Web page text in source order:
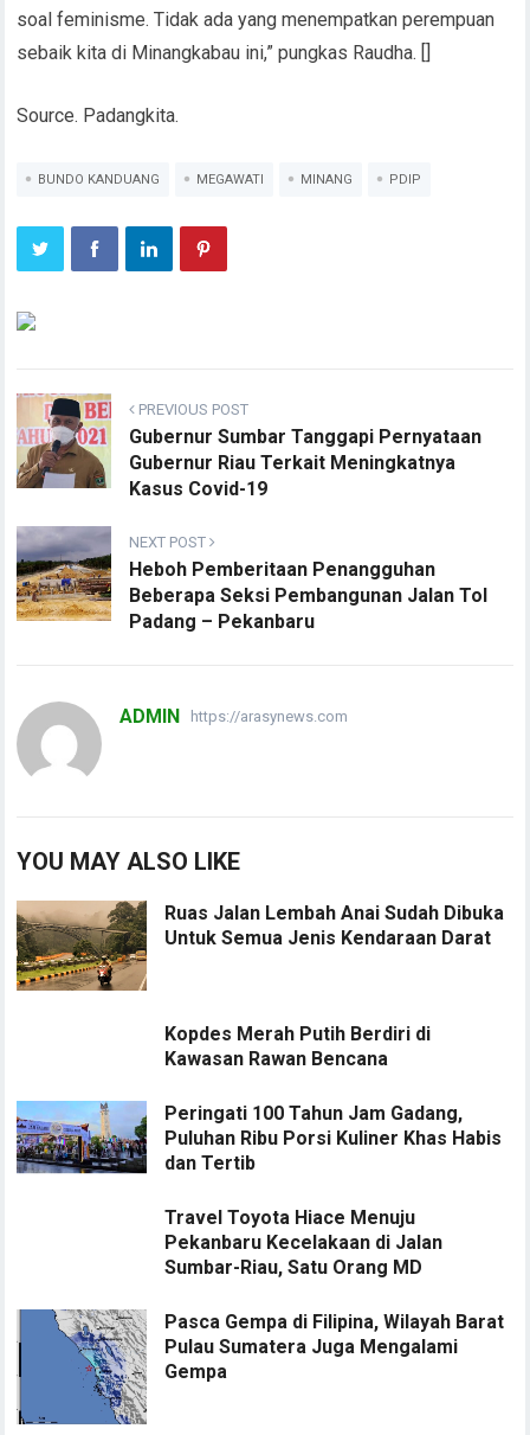
soal feminisme. Tidak ada yang menempatkan perempuan
sebaik kita di Minangkabau ini,” pungkas Raudha. []
Source. Padangkita.
BUNDO KANDUANG MEGAWATI MINANG PDIP
PREVIOUS POST
Gubernur Sumbar Tanggapi Pernyataan
Gubernur Riau Terkait Meningkatnya
Kasus Covid-19
NEXT POST
Heboh Pemberitaan Penangguhan
Beberapa Seksi Pembangunan Jalan Tol
Padang – Pekanbaru
ADMIN https://arasynews.com
YOU MAY ALSO LIKE
Ruas Jalan Lembah Anai Sudah Dibuka
Untuk Semua Jenis Kendaraan Darat
Kopdes Merah Putih Berdiri di
Kawasan Rawan Bencana
Peringati 100 Tahun Jam Gadang,
Puluhan Ribu Porsi Kuliner Khas Habis
dan Tertib
Travel Toyota Hiace Menuju
Pekanbaru Kecelakaan di Jalan
Sumbar-Riau, Satu Orang MD
Pasca Gempa di Filipina, Wilayah Barat
Pulau Sumatera Juga Mengalami
Gempa